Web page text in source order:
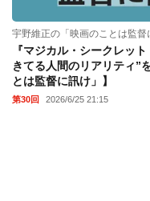
宇野維正の「映画のことは監督
『マジカル・シークレッ
きてる人間のリアリティ”
とは監督に訊け」】
第30回 2026/6/25 21:15